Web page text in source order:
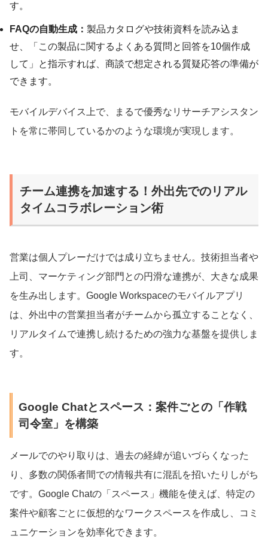
す。
FAQの自動生成： 製品カタログや技術資料を読み込ま
せ、「この製品に関するよくある質問と回答を10個作成
して」と指示すれば、商談で想定される質疑応答の準備が
できます。
モバイルデバイス上で、まるで優秀なリサーチアシスタン
トを常に帯同しているかのような環境が実現します。
チーム連携を加速する！外出先でのリアル
タイムコラボレーション術
営業は個人プレーだけでは成り立ちません。技術担当者や
上司、マーケティング部門との円滑な連携が、大きな成果
を生み出します。Google Workspaceのモバイルアプリ
は、外出中の営業担当者がチームから孤立することなく、
リアルタイムで連携し続けるための強力な基盤を提供しま
す。
Google Chatとスペース：案件ごとの「作戦
司令室」を構築
メールでのやり取りは、過去の経緯が追いづらくなった
り、多数の関係者間での情報共有に混乱を招いたりしがち
です。Google Chatの「スペース」機能を使えば、特定の
案件や顧客ごとに仮想的なワークスペースを作成し、コミ
ュニケーションを効率化できます。